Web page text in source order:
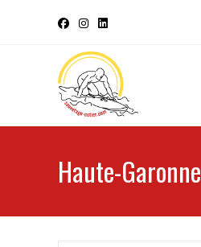
Haute-Garonne